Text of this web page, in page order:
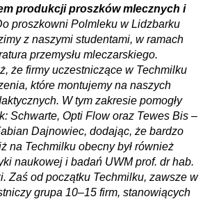
produkcji proszków mlecznych i
proszkowni Polmleku w Lidzbarku
z naszymi studentami, w ramach
przemysłu mleczarskiego.
że firmy uczestniczące w Techmilku
które montujemy na naszych
W tym zakresie pomogły
Schwarte, Opti Flow oraz Tewes Bis –
Dajnowiec, dodając, że bardzo
na Techmilku obecny był również
naukowej i badań UWM prof. dr hab.
Zaś od początku Techmilku, zawsze w
grupa 10–15 firm, stanowiących